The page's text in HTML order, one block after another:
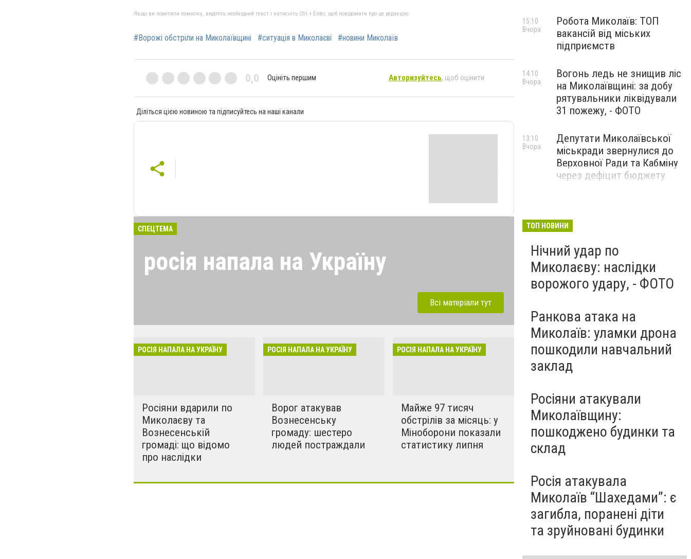
Якщо ви помітили помилку, виділіть необхідний текст і натисніть Ctrl + Enter, щоб повідомити про це редакцію
#Ворожі обстріли на Миколаївщині #ситуація в Миколаєві #новини Миколаїв
0,0 Оцініть першим Авторизуйтесь, щоб оцінити
Діліться цією новиною та підписуйтесь на наші канали
СПЕЦТЕМА
росія напала на Україну
розкрадати будинки в селах. Ми боремось
за нашу свободу!!
Всі матеріали тут
РОСІЯ НАПАЛА НА УКРАЇНУ
Росіяни вдарили по
Миколаєву та
Вознесенській
громаді: що відомо
про наслідки
РОСІЯ НАПАЛА НА УКРАЇНУ
Ворог атакував
Вознесенську
громаду: шестеро
людей постраждали
РОСІЯ НАПАЛА НА УКРАЇНУ
Майже 97 тисяч
обстрілів за місяць: у
Міноборони показали
статистику липня
Робота Миколаїв: ТОП
вакансій від міських
підприємств
15:10
Вчора
Вогонь ледь не знищив ліс
на Миколаївщині: за добу
рятувальники ліквідували
31 пожежу, - ФОТО
14:10
Вчора
Депутати Миколаївської
міськради звернулися до
Верховної Ради та Кабміну
через дефіцит бюджету
13:10
Вчора
ТОП НОВИНИ
Нічний удар по
Миколаєву: наслідки
ворожого удару, - ФОТО
Ранкова атака на
Миколаїв: уламки дрона
пошкодили навчальний
заклад
Росіяни атакували
Миколаївщину:
пошкоджено будинки та
склад
Росія атакувала
Миколаїв “Шахедами”: є
загибла, поранені діти
та зруйновані будинки